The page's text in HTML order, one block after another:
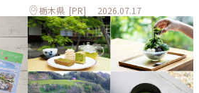
栃木県[PR] 2026.07.17